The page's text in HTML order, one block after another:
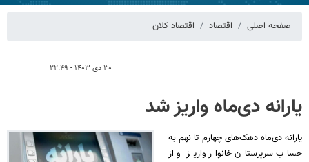
صفحه اصلی اقتصاد اقتصاد کلان
۳۰ دی ۱۴۰۳ - ۲۲:۴۹
یارانه دی‌ماه واریز شد
یارانه دی‌ماه دهک‌های چهارم تا نهم به
حساب سرپرستان خانوار واریز و از